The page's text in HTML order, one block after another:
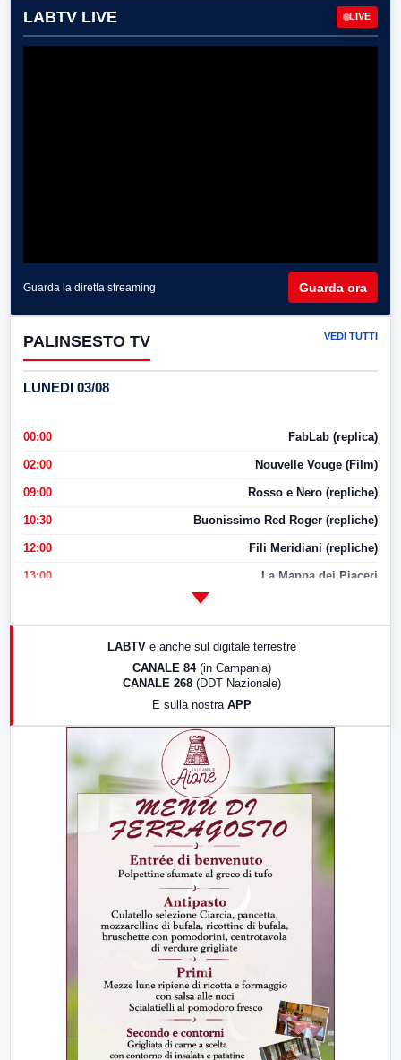
LABTV LIVE LIVE
Guarda la diretta streaming Guarda ora
PALINSESTO TV VEDI TUTTI
LUNEDI 03/08
00:00 FabLab (replica)
02:00 Nouvelle Vouge (Film)
09:00 Rosso e Nero (repliche)
10:30 Buonissimo Red Roger (repliche)
12:00 Fili Meridiani (repliche)
13:00 La Mappa dei Piaceri
17:00 LabNews (replica)
LABTV e anche sul digitale terrestre
CANALE 84 (in Campania)
CANALE 268 (DDT Nazionale)
E sulla nostra APP